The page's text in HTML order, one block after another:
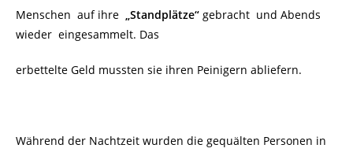
Menschen auf ihre „Standplätze“ gebracht und Abends
wieder eingesammelt. Das
erbettelte Geld mussten sie ihren Peinigern abliefern.
Während der Nachtzeit wurden die gequälten Personen in